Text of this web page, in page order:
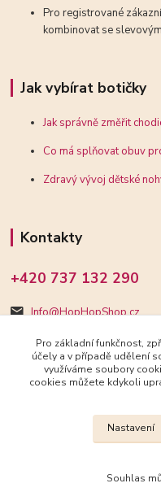
Pro registrované
kombinovat se
Jak vybírat botičky
Jak správně změřit
Co má splňovat obuv
Zdravý vývoj dětské
Kontakty
+420 737 132 290
Info@HopHopShop.cz
2018-
Pro základní funkčnost,
účely a v případě udělení
využíváme soubory
cookies můžete kdykoli
Nastavení
Souhlas